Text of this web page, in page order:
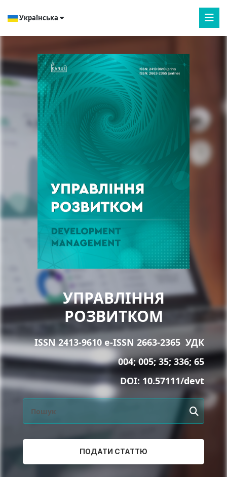
Українська
УПРАВЛІННЯ
РОЗВИТКОМ
ISSN 2413-9610 e-ISSN 2663-2365 УДК
004; 005; 35; 336; 65
DOI:10.57111/devt
ПОДАТИ СТАТТЮ